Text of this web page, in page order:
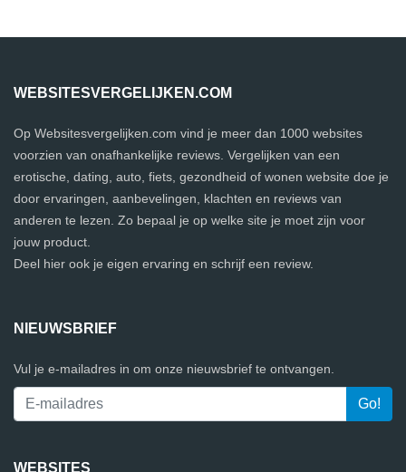
WEBSITESVERGELIJKEN.COM
Op Websitesvergelijken.com vind je meer dan 1000 websites
voorzien van onafhankelijke reviews. Vergelijken van een
erotische, dating, auto, fiets, gezondheid of wonen website doe je
door ervaringen, aanbevelingen, klachten en reviews van
anderen te lezen. Zo bepaal je op welke site je moet zijn voor
jouw product.
Deel hier ook je eigen ervaring en schrijf een review.
NIEUWSBRIEF
Vul je e-mailadres in om onze nieuwsbrief te ontvangen.
WEBSITES